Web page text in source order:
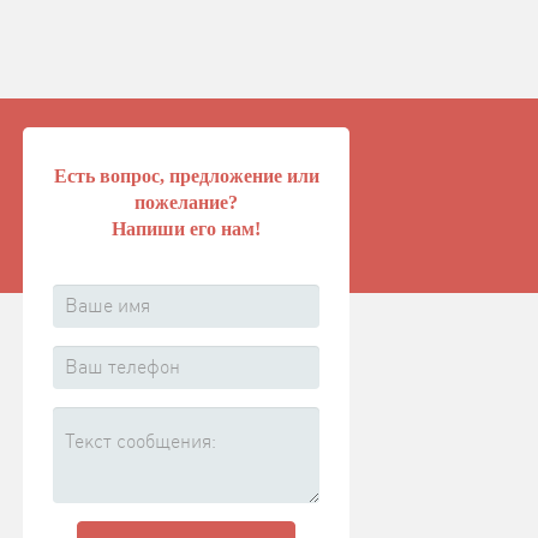
Есть вопрос, предложение или
пожелание?
Напиши его нам!